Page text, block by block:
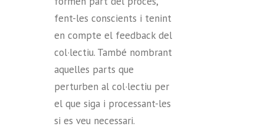
fent-les conscients i tenint
en compte el feedback del
col·lectiu. També nombrant
aquelles parts que
perturben al col·lectiu per
el que siga i processant-les
si es veu necessari.